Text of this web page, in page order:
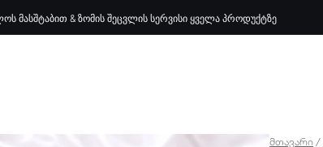
მასშტაბით & ზომის შეცვლის სერვისი ყველა პროდუქტზე
მთავარი /